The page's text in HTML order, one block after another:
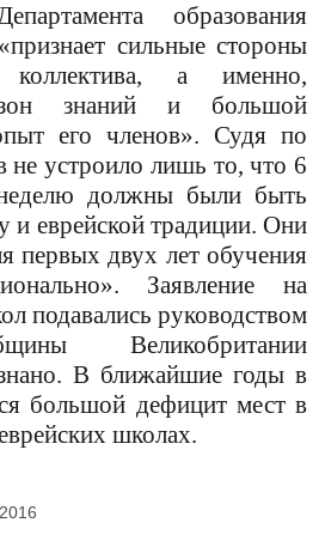
образования
сильные стороны
коллектива, а именно,
знаний и большой
его членов». Судя по
не устроило лишь то, что 6
должны были быть
и еврейской традиции. Они
первых двух лет обучения
Заявление на
подавались руководством
Великобритании
В ближайшие годы в
большой дефицит мест в
школах.